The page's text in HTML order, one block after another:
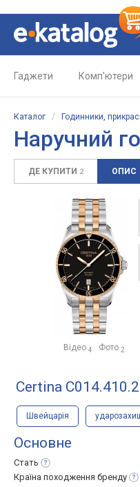
Гаджети Комп'ютери
Каталог / Годинники,
Наручний
ДЕ КУПИТИ 2 ОПИС
Відео 4 Фото 2
Certina
Швейцарія
Основне
Стать
Країна походження бренду